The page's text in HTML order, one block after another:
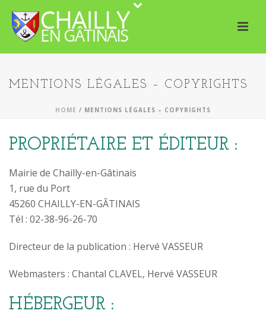
MENTIONS LÉGALES – COPYRIGHTS
HOME / MENTIONS LÉGALES – COPYRIGHTS
PROPRIÉTAIRE ET ÉDITEUR :
Mairie de Chailly-en-Gâtinais
1, rue du Port
45260 CHAILLY-EN-GÂTINAIS
Tél : 02-38-96-26-70
Directeur de la publication : Hervé VASSEUR
Webmasters : Chantal CLAVEL, Hervé VASSEUR
HÉBERGEUR :